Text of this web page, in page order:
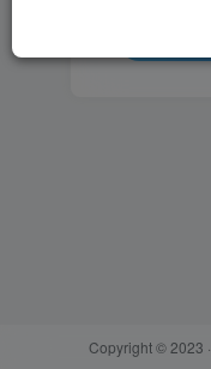
Copyright © 2023 ·